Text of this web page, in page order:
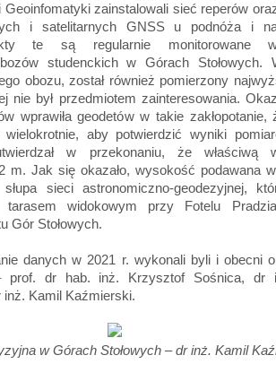
Geoinfomatyki zainstalowali sieć reperów
i satelitarnych GNSS u podnóża i
te są regularnie monitorowane
studenckich w Górach Stołowych.
obozu, został również pomierzony
nie był przedmiotem zainteresowania.
wprawiła geodetów w takie zakłopotanie,
aby potwierdzić wyniki
w przekonaniu, że właściwą
m. Jak się okazało, wysokość podawana
sieci astronomiczno-geodezyjnej,
widokowym przy Fotelu
Gór Stołowych.
danych w 2021 r. wykonali byli i obecni
prof. dr hab. inż. Krzysztof Sośnica, dr
Kamil Kaźmierski.
w Górach Stołowych – dr inż. Kamil